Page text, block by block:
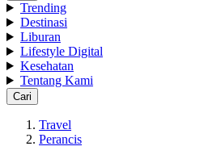
Trending
Destinasi
Liburan
Lifestyle Digital
Kesehatan
Tentang Kami
Cari
Travel
Perancis